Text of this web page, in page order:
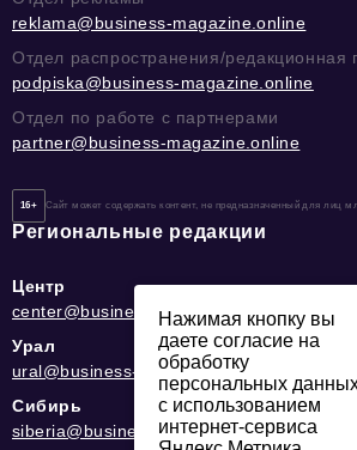
reklama@business-magazine.online
Отдел распространения/редакционная
podpiska@business-magazine.online
Отдел по работе с партнерами
partner@business-magazine.online
16+ Сайт может содержать контент, не предназначенный для лиц
Региональные редакции
Центр
center@business-magazine.online
Урал
ural@business-magazine.online
Сибирь
siberia@business-magazine.online
Нажимая кнопку вы
даете согласие на
обработку
персональных
с использованием
интернет-сервиса